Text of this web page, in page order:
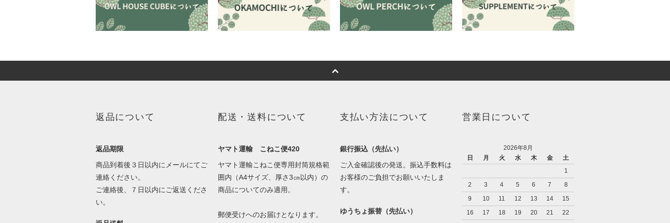
返品について
返品期限
商品到着後３日以内にメールにてご
連絡ください。
ご連絡後、７日以内にご返送くださ
い。
配送・送料について
ヤマト運輸 こねこ便420
ヤマト運輸こねこ便専用封筒規格範
囲内（A4サイズ、厚さ3㎝以内）の
商品についてのみ適用。
郵便受けへのお届けとなります。
支払い方法について
銀行振込（先払い）
ご入金確認後の発送。振込手数料は
お客様のご負担でお願いいたしま
す。
ゆうちょ振替（先払い）
営業日について
2026年8月
日
月 火 水 木 金
土
1
2
3 4 5 6 7
8
9
10 11 12 13 14
15
16
17 18 19 20 21 22